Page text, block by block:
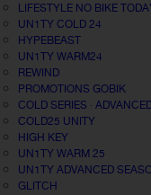
LIFESTYLE NO BIKE
UN1TY COLD 24
HYPEBEAST
UN1TY WARM24
REWIND
PROMOTIONS GOBIK
COLD SERIES ·
COLD25 UNITY
HIGH KEY
UN1TY WARM 25
UN1TY ADVANCED
GLITCH